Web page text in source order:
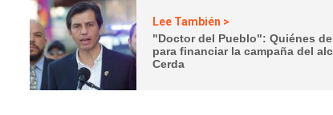
Lee También >
"Doctor del Pueblo": Quiénes
para financiar la campaña del
Cerda